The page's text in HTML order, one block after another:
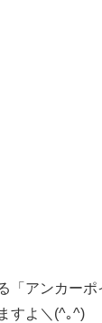
「アンカーポ
すよ＼(^｡^)